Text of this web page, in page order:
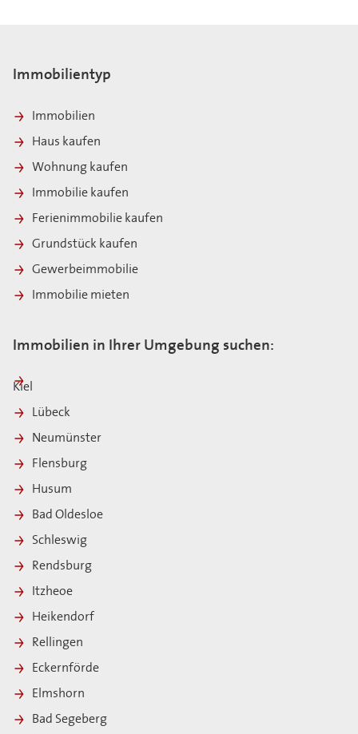
Immobilientyp
Immobilien
Haus kaufen
Wohnung kaufen
Immobilie kaufen
Ferienimmobilie kaufen
Grundstück kaufen
Gewerbeimmobilie
Immobilie mieten
Immobilien in Ihrer Umgebung suchen:
Kiel
Lübeck
Neumünster
Flensburg
Husum
Bad Oldesloe
Schleswig
Rendsburg
Itzheoe
Heikendorf
Rellingen
Eckernförde
Elmshorn
Bad Segeberg